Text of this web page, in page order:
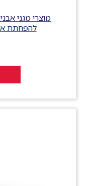
מוצרי מגני
להפחתת